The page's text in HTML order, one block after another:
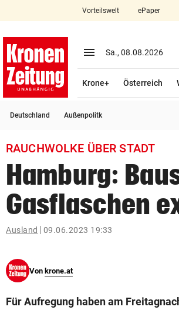
account_circle Anmelden
bookmark
search
Suchbegriff
eingeben
© Krone Multimedia GmbH & Co KG 2026
Vorteilswelt ePaper
menu Menü aufklappen
Sa., 08.08.2026
Krone+ Österreich
Deutschland Außenpolitk
RAUCHWOLKE ÜBER STADT
Hamburg:
Gasflaschen
Ausland 09.06.2023 19:33
Von krone.at
Für Aufregung haben am